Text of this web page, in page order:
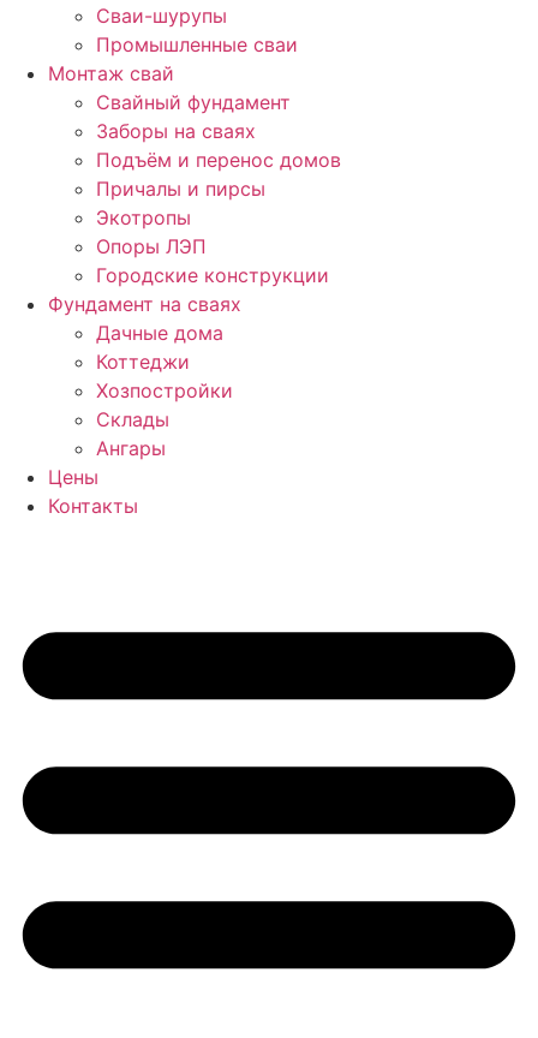
Сваи-шурупы
Промышленные сваи
Монтаж свай
Свайный фундамент
Заборы на сваях
Подъём и перенос домов
Причалы и пирсы
Экотропы
Опоры ЛЭП
Городские конструкции
Фундамент на сваях
Дачные дома
Коттеджи
Хозпостройки
Склады
Ангары
Цены
Контакты